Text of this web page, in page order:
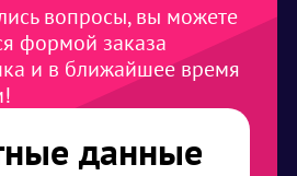
вопросы, вы можете
формой заказа
и в ближайшее время
данные